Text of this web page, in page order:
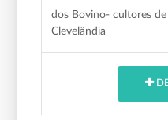
dos Bovino- cultores
Clevelândia